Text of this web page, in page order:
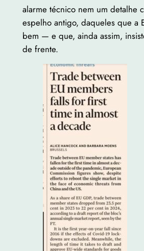
alarme técnico nem um detalhe
espelho antigo, daqueles que a
bem — e que, ainda assim,
de frente.